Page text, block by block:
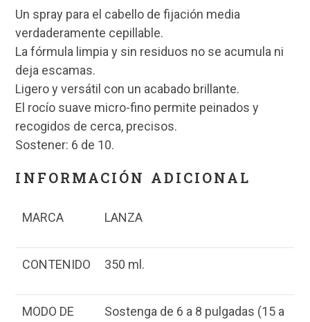
Un spray para el cabello de fijación media
verdaderamente cepillable.
La fórmula limpia y sin residuos no se acumula ni
deja escamas.
Ligero y versátil con un acabado brillante.
El rocío suave micro-fino permite peinados y
recogidos de cerca, precisos.
Sostener: 6 de 10.
INFORMACIÓN ADICIONAL
MARCA LANZA
CONTENIDO 350 ml.
MODO DE
Sostenga de 6 a 8 pulgadas (15 a